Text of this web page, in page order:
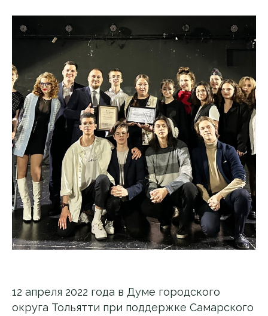
12 апреля 2022 года в Думе городского
округа Тольятти при поддержке Самарского